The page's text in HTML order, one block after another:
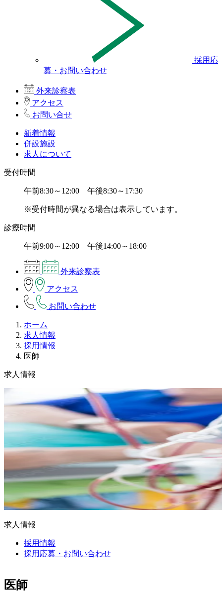
採用応
募・お問い合わせ
外来診察表
アクセス
お問い合せ
新着情報
併設施設
求人について
受付時間
午前8:30～12:00 午後8:30～17:30
※受付時間が異なる場合は表示しています。
診療時間
午前9:00～12:00 午後14:00～18:00
外来診察表
アクセス
お問い合わせ
ホーム
求人情報
採用情報
医師
求人情報
求人情報
採用情報
採用応募・お問い合わせ
医師